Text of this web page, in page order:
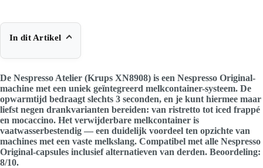
In dit Artikel
De Nespresso Atelier (Krups XN8908) is een Nespresso Original-
machine met een uniek geïntegreerd melkcontainer-systeem. De
opwarmtijd bedraagt slechts 3 seconden, en je kunt hiermee maar
liefst negen drankvarianten bereiden: van ristretto tot iced frappé
en mocaccino. Het verwijderbare melkcontainer is
vaatwasserbestendig — een duidelijk voordeel ten opzichte van
machines met een vaste melkslang. Compatibel met alle Nespresso
Original-capsules inclusief alternatieven van derden. Beoordeling:
8/10.